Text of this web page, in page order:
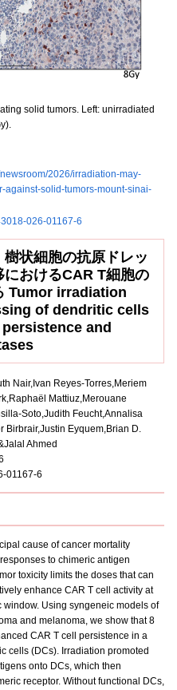
solid tumors. Left: unirradiated
2026/irradiation-may-
against-solid-tumors-mount-sinai-
026-01167-6
状細胞の抗原ドレッ
おけるCAR T細胞の
Tumor irradiation
of dendritic cells
and
Nair,Ivan Reyes-Torres,Meriem
Mattiuz,Merouane
Soto,Judith Feucht,Annalisa
Eyquem,Brian D.
Ahmed
01167-6
cause of cancer mortality
to chimeric antigen
toxicity limits the doses that can
enhance CAR T cell activity at
Using syngeneic models of
and melanoma, we show that 8
CAR T cell persistence in a
cells (DCs). Irradiation promoted
onto DCs, which then
receptor. Without functional DCs,